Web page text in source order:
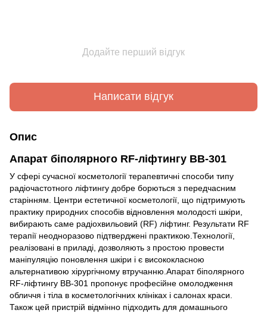
Додайте перший відгук
Написати відгук
Опис
Апарат біполярного RF-ліфтингу ВВ-301
У сфері сучасної косметології терапевтичні способи типу
радіочастотного ліфтингу добре борються з передчасним
старінням. Центри естетичної косметології, що підтримують
практику природних способів відновлення молодості шкіри,
вибирають саме радіохвильовий (RF) ліфтинг. Результати RF
терапії неодноразово підтверджені практикою. Технології,
реалізовані в приладі, дозволяють з простою провести
маніпуляцію поновлення шкіри і є висококласною
альтернативою хірургічному втручанню. Апарат біполярного
RF-ліфтингу ВВ-301 пропонує професійне омолодження
обличчя і тіла в косметологічних клініках і салонах краси.
Також цей пристрій відмінно підходить для домашнього